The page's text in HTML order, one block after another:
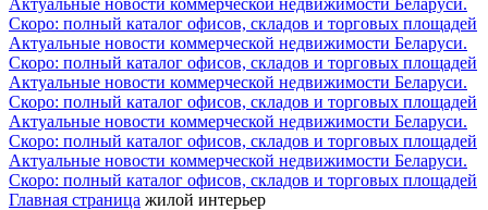
Скоро: полный каталог офисов, складов и торговых площадей
Актуальные новости коммерческой недвижимости Беларуси.
Скоро: полный каталог офисов, складов и торговых площадей
Актуальные новости коммерческой недвижимости Беларуси.
Скоро: полный каталог офисов, складов и торговых площадей
Актуальные новости коммерческой недвижимости Беларуси.
Скоро: полный каталог офисов, складов и торговых площадей
Актуальные новости коммерческой недвижимости Беларуси.
Скоро: полный каталог офисов, складов и торговых площадей
Главная страница жилой интерьер